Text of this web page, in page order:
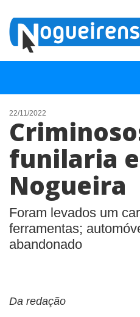
NOTÍCIAS
LISTA DIGITAL
TELEFONES ÚTEIS
QUEM SOMOS
CONTATO
ANUNCIE
22/11/2022
funilaria
Nogueira
Foram levados um
ferramentas;
abandonado
Da redação